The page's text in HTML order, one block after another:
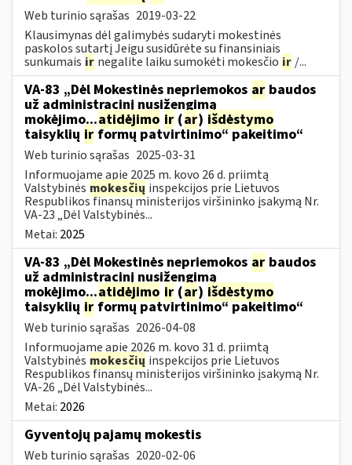
Web turinio sąrašas 2019-03-22
Klausimynas dėl galimybės sudaryti mokestinės
paskolos sutartį Jeigu susidūrėte su finansiniais
sunkumais ir negalite laiku sumokėti mokesčio ir /...
VA-83 „Dėl Mokestinės nepriemokos ar baudos
už administracinį nusižengimą
mokėjimo...atidėjimo ir (ar) išdėstymo
taisyklių ir formų patvirtinimo“ pakeitimo“
Web turinio sąrašas 2025-03-31
Informuojame apie 2025 m. kovo 26 d. priimtą
Valstybinės mokesčių inspekcijos prie Lietuvos
Respublikos finansų ministerijos viršininko įsakymą Nr.
VA-23 „Dėl Valstybinės...
Metai: 2025
VA-83 „Dėl Mokestinės nepriemokos ar baudos
už administracinį nusižengimą
mokėjimo...atidėjimo ir (ar) išdėstymo
taisyklių ir formų patvirtinimo“ pakeitimo“
Web turinio sąrašas 2026-04-08
Informuojame apie 2026 m. kovo 31 d. priimtą
Valstybinės mokesčių inspekcijos prie Lietuvos
Respublikos finansų ministerijos viršininko įsakymą Nr.
VA-26 „Dėl Valstybinės...
Metai: 2026
Gyventojų pajamų mokestis
Web turinio sąrašas 2020-02-06